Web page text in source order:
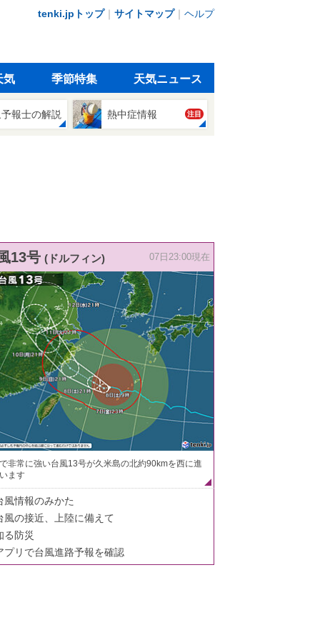
tenki.jpトップ｜ サイトマップ｜ ヘルプ
気 季節特集 天気ニュース
報士の解説 熱中症情報 注目
13号 (ドルフィン) 07日23:00現在
非常に強い台風13号が久米島の北約90kmを西に進
ます
風情報のみかた
風の接近、上陸に備えて
る防災
プリで台風進路予報を確認